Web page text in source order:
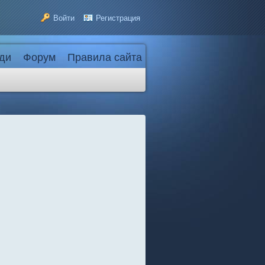
Войти Регистрация
Форум Правила сайта